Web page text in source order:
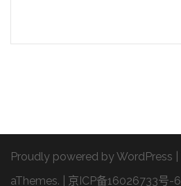
Proudly powered by WordPress
aThemes.
京ICP备16026733号-6